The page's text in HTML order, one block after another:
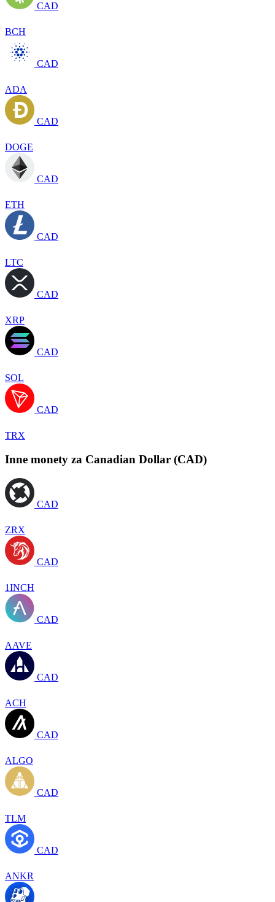
CAD
BCH
CAD
ADA
CAD
DOGE
CAD
ETH
CAD
LTC
CAD
XRP
CAD
SOL
CAD
TRX
Inne monety za Canadian Dollar (CAD)
CAD
ZRX
CAD
1INCH
CAD
AAVE
CAD
ACH
CAD
ALGO
CAD
TLM
CAD
ANKR